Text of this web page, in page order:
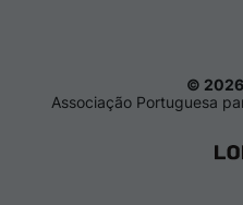
©
Associação Portuguesa